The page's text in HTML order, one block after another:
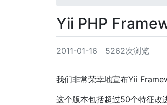
Yii PHP
2011-01-16 5262次浏览
我们非常荣幸地宣布Yii
这个版本包括超过50个特征改